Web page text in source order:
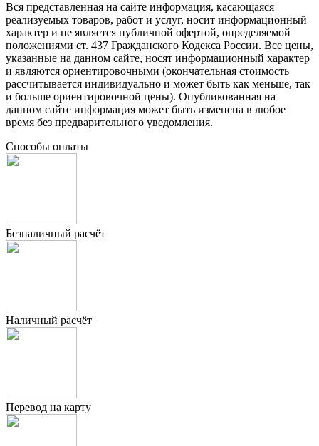
Вся представленная на сайте информация, касающаяся
реализуемых товаров, работ и услуг, носит информационный
характер и не является публичной офертой, определяемой
положениями ст. 437 Гражданского Кодекса России. Все цены,
указанные на данном сайте, носят информационный характер
и являются ориентировочными (окончательная стоимость
рассчитывается индивидуально и может быть как меньше, так
и больше ориентировочной цены). Опубликованная на
данном сайте информация может быть изменена в любое
время без предварительного уведомления.
Способы оплаты
Безналичный расчёт
Наличный расчёт
Перевод на карту